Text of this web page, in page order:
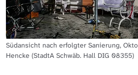
Südansicht nach erfolgter Sanierung,
Hencke (StadtA Schwäb. Hall DIG 08355)